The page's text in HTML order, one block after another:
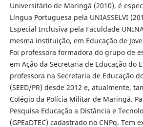
Universitário de Maringá (2010), é
Língua Portuguesa pela UNIASSELVI
Especial Inclusiva pela Faculdade
mesma instituição, em Educação de
Foi professora formadora do grupo de
em Ação da Secretaria de Educação do
professora na Secretaria de Educação
(SEED/PR) desde 2012 e, atualmente,
Colégio da Polícia Militar de Maringá.
Pesquisa Educação a Distância e
(GPEaDTEC) cadastrado no CNPq. Tem